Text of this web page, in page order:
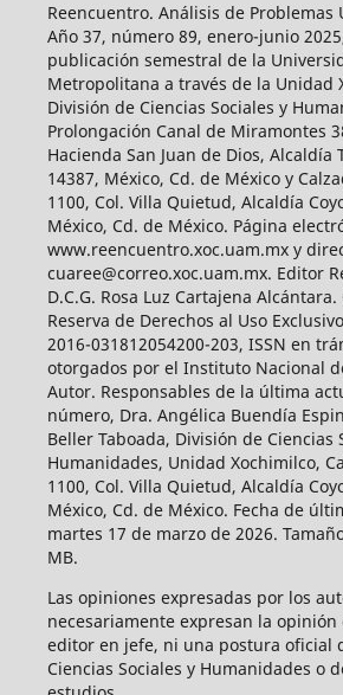
Reencuentro. Análisis de Problemas
Año 37, número 89, enero-junio
publicación semestral de la
Metropolitana a través de la Unidad
División de Ciencias Sociales y
Prolongación Canal de Miramontes
Hacienda San Juan de Dios, Alcaldía
14387, México, Cd. de México y
1100, Col. Villa Quietud, Alcaldía
México, Cd. de México. Página
www.reencuentro.xoc.uam.mx y
cuaree@correo.xoc.uam.mx. Editor
D.C.G. Rosa Luz Cartajena
Reserva de Derechos al Uso
2016-031812054200-203, ISSN en
otorgados por el Instituto Nacional
Autor. Responsables de la última
número, Dra. Angélica Buendía
Beller Taboada, División de Ciencias
Humanidades, Unidad Xochimilco,
1100, Col. Villa Quietud, Alcaldía
México, Cd. de México. Fecha de
martes 17 de marzo de 2026.
MB.
Las opiniones expresadas por los
necesariamente expresan la
editor en jefe, ni una postura oficial
Ciencias Sociales y Humanidades o